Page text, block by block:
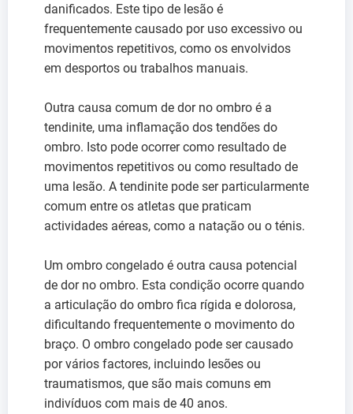
danificados. Este tipo de lesão é
frequentemente causado por uso excessivo ou
movimentos repetitivos, como os envolvidos
em desportos ou trabalhos manuais.
Outra causa comum de dor no ombro é a
tendinite, uma inflamação dos tendões do
ombro. Isto pode ocorrer como resultado de
movimentos repetitivos ou como resultado de
uma lesão. A tendinite pode ser particularmente
comum entre os atletas que praticam
actividades aéreas, como a natação ou o ténis.
Um ombro congelado é outra causa potencial
de dor no ombro. Esta condição ocorre quando
a articulação do ombro fica rígida e dolorosa,
dificultando frequentemente o movimento do
braço. O ombro congelado pode ser causado
por vários factores, incluindo lesões ou
traumatismos, que são mais comuns em
indivíduos com mais de 40 anos.